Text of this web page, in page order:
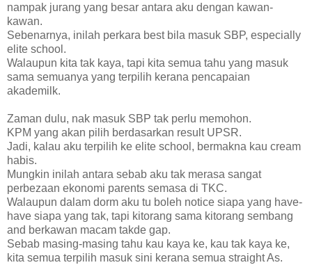
nampak jurang yang besar antara aku dengan kawan-
kawan.
Sebenarnya, inilah perkara best bila masuk SBP, especially
elite school.
Walaupun kita tak kaya, tapi kita semua tahu yang masuk
sama semuanya yang terpilih kerana pencapaian
akademilk.
Zaman dulu, nak masuk SBP tak perlu memohon.
KPM yang akan pilih berdasarkan result UPSR.
Jadi, kalau aku terpilih ke elite school, bermakna kau cream
habis.
Mungkin inilah antara sebab aku tak merasa sangat
perbezaan ekonomi parents semasa di TKC.
Walaupun dalam dorm aku tu boleh notice siapa yang have-
have siapa yang tak, tapi kitorang sama kitorang sembang
and berkawan macam takde gap.
Sebab masing-masing tahu kau kaya ke, kau tak kaya ke,
kita semua terpilih masuk sini kerana semua straight As.